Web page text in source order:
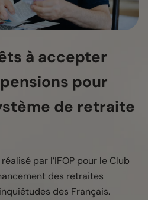
à accepter
pour
de retraite
par l’IFOP pour le Club
des retraites
des Français.